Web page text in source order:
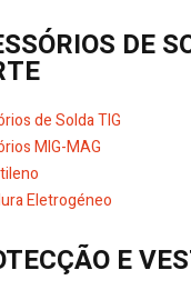
DE
de Solda TIG
MIG-MAG
Eletrogéneo
E